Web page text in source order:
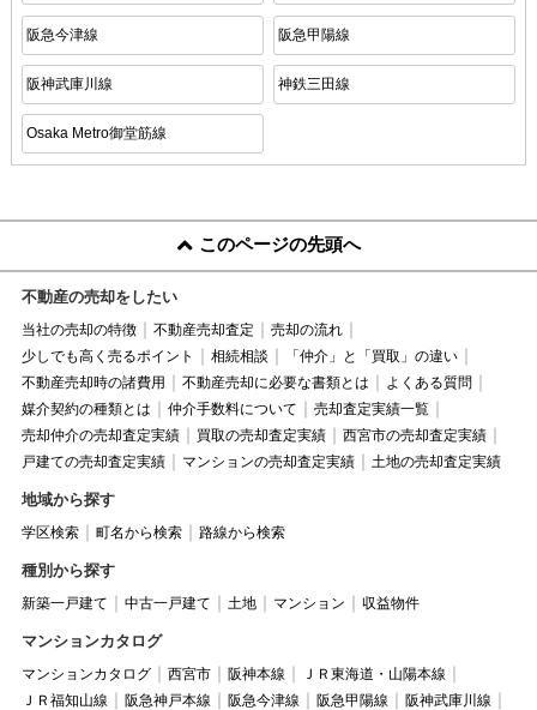
阪急今津線 阪急甲陽線
阪神武庫川線 神鉄三田線
Osaka Metro御堂筋線
このページの先頭へ
不動産の売却をしたい
当社の売却の特徴 不動産売却査定
売却の流れ
少しでも高く売るポイント
相続相談
「仲介」と「買取」の違い
不動産売却時の諸費用
不動産売却に必要な書類とは
よくある質問
媒介契約の種類とは
仲介手数料について
売却査定実績一覧
売却仲介の売却査定実績
買取の売却査定実績
西宮市の売却査定実績
戸建ての売却査定実績
マンションの売却査定実績 土地の売却査定実績
地域から探す
学区検索 町名から検索 路線から検索
種別から探す
新築一戸建て 中古一戸建て 土地 マンション 収益物件
マンションカタログ
マンションカタログ 西宮市 阪神本線
ＪＲ東海道・山陽本線
ＪＲ福知山線
阪急神戸本線 阪急今津線 阪急甲陽線
阪神武庫川線